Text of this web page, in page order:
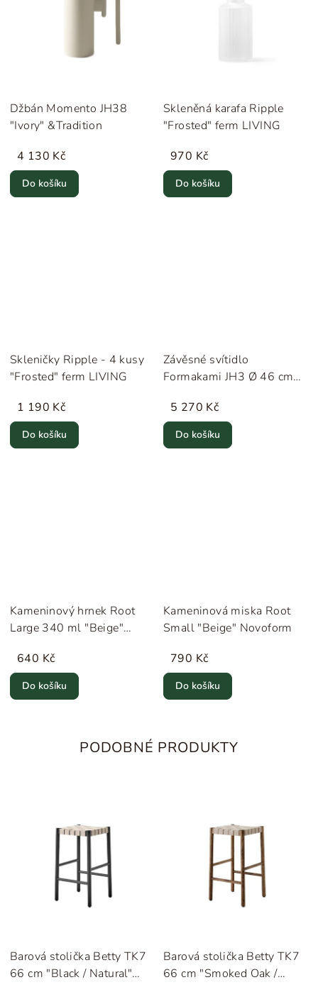
Džbán Momento JH38
"Ivory" &Tradition
4 130 Kč
Do košíku
Skleněná karafa Ripple
"Frosted" ferm LIVING
970 Kč
Do košíku
Skleničky Ripple - 4 kusy
"Frosted" ferm LIVING
1 190 Kč
Do košíku
Závěsné svítidlo
Formakami JH3 Ø 46 cm
5 270 Kč
Do košíku
Kameninový hrnek Root
Large 340 ml "Beige"
640 Kč
Do košíku
Kameninová miska Root
Small "Beige" Novoform
790 Kč
Do košíku
PODOBNÉ PRODUKTY
Barová stolička Betty TK7
66 cm "Black / Natural"
Barová stolička Betty TK7
66 cm "Smoked Oak /